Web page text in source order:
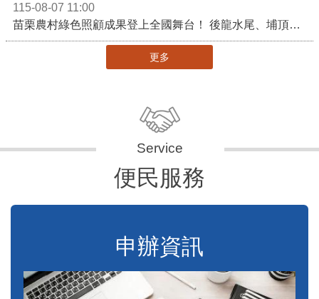
115-08-07 11:00
更多
便民服務
申辦資訊